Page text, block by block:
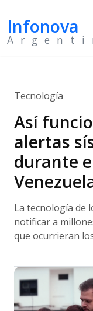
Infonova
Tecnología
Así
alertas
durante
La tecnología de
notificar a
que ocurrieran